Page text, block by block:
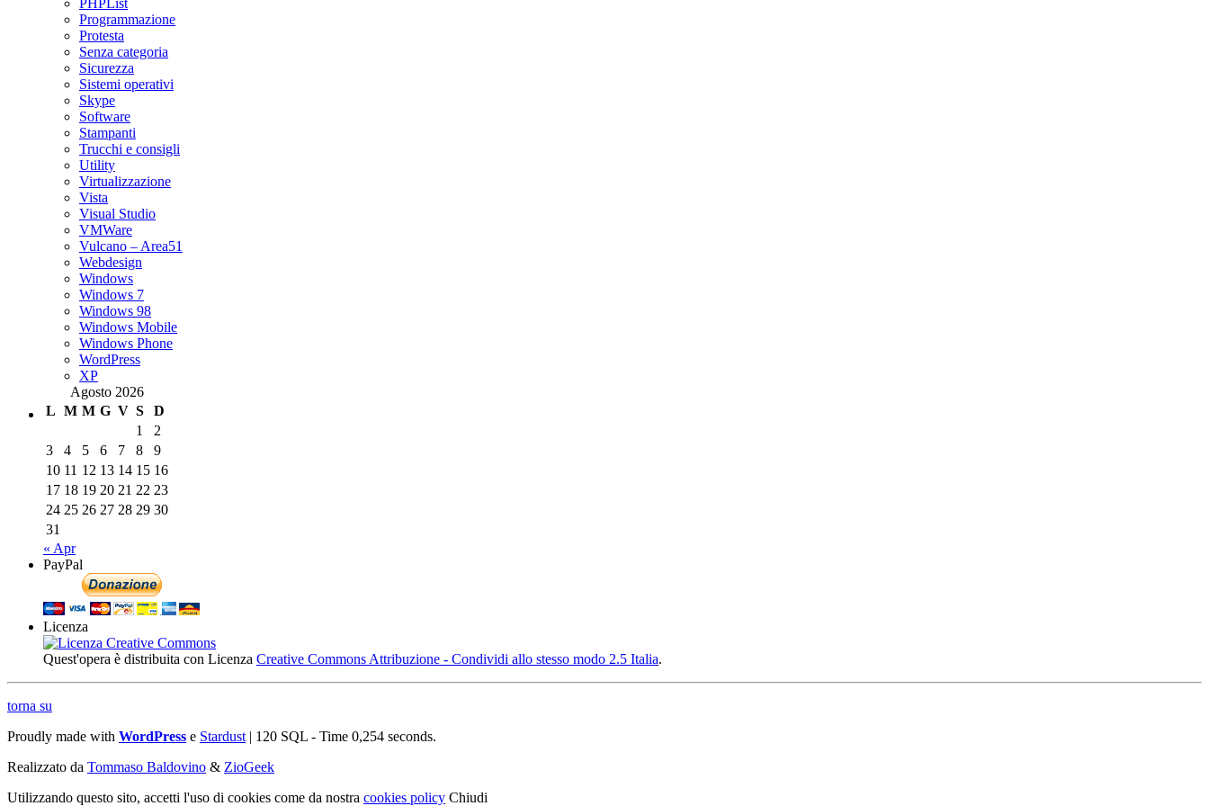
Programmazione
Protesta
Senza categoria
Sicurezza
Sistemi operativi
Skype
Software
Stampanti
Trucchi e consigli
Utility
Virtualizzazione
Vista
Visual Studio
VMWare
Vulcano – Area51
Webdesign
Windows
Windows 7
Windows 98
Windows Mobile
Windows Phone
WordPress
XP
Agosto 2026
L M M G V S
D
1
2
3
4 5 6 7 8
9
10 11 12 13 14 15 16
17 18 19 20 21 22 23
24 25 26 27 28 29 30
31
« Apr
PayPal
Licenza
Quest'opera è distribuita con Licenza Creative Commons Attribuzione - Condividi allo stesso modo 2.5 Italia.
torna su
Proudly made with WordPress e Stardust | 120 SQL - Time 0,254 seconds.
Realizzato da Tommaso Baldovino & ZioGeek
Utilizzando questo sito, accetti l'uso di cookies come da nostra cookies policy Chiudi